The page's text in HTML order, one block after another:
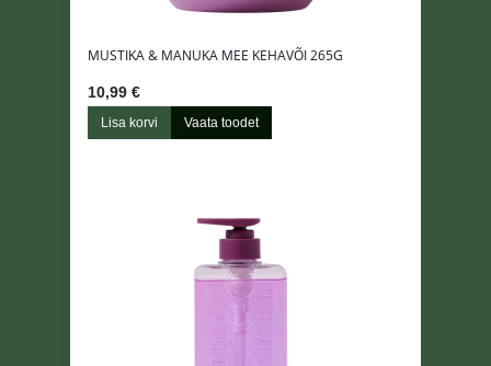
MUSTIKA & MANUKA MEE KEHAVÕI 265G
10,99 €
Lisa korvi Vaata toodet